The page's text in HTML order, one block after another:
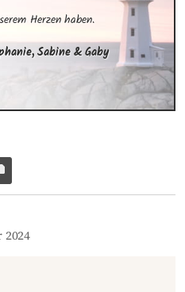
Herzen haben.
Sabine & Gaby
Messenger
E-Maillink to page